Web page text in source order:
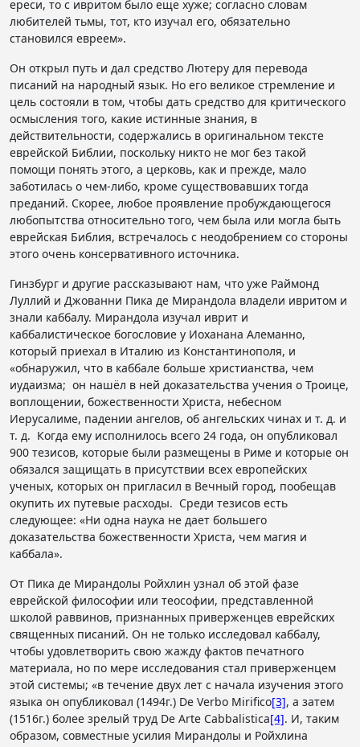
ереси, то с ивритом было еще хуже; согласно словам
любителей тьмы, тот, кто изучал его, обязательно
становился евреем».
Он открыл путь и дал средство Лютеру для перевода
писаний на народный язык. Но его великое стремление и
цель состояли в том, чтобы дать средство для критического
осмысления того, какие истинные знания, в
действительности, содержались в оригинальном тексте
еврейской Библии, поскольку никто не мог без такой
помощи понять этого, а церковь, как и прежде, мало
заботилась о чем-либо, кроме существовавших тогда
преданий. Скорее, любое проявление пробуждающегося
любопытства относительно того, чем была или могла быть
еврейская Библия, встречалось с неодобрением со стороны
этого очень консервативного источника.
Гинзбург и другие рассказывают нам, что уже Раймонд
Луллий и Джованни Пика де Мирандола владели ивритом и
знали каббалу. Мирандола изучал иврит и
каббалистическое богословие у Иоханана Алеманно,
который приехал в Италию из Константинополя, и
«обнаружил, что в каббале больше христианства, чем
иудаизма; он нашёл в ней доказательства учения о Троице,
воплощении, божественности Христа, небесном
Иерусалиме, падении ангелов, об ангельских чинах и т. д. и
т. д. Когда ему исполнилось всего 24 года, он опубликовал
900 тезисов, которые были размещены в Риме и которые он
обязался защищать в присутствии всех европейских
ученых, которых он пригласил в Вечный город, пообещав
окупить их путевые расходы. Среди тезисов есть
следующее: «Ни одна наука не дает большего
доказательства божественности Христа, чем магия и
каббала».
От Пика де Мирандолы Ройхлин узнал об этой фазе
еврейской философии или теософии, представленной
школой раввинов, признанных приверженцев еврейских
священных писаний. Он не только исследовал каббалу,
чтобы удовлетворить свою жажду фактов печатного
материала, но по мере исследования стал приверженцем
этой системы; «в течение двух лет с начала изучения этого
языка он опубликовал (1494г.) De Verbo Mirifico[3], а затем
(1516г.) более зрелый труд De Arte Cabbalistica[4]. И, таким
образом, совместные усилия Мирандолы и Ройхлина